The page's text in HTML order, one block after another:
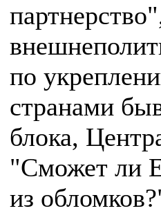
по
странами
блока,
"Сможет ли
из